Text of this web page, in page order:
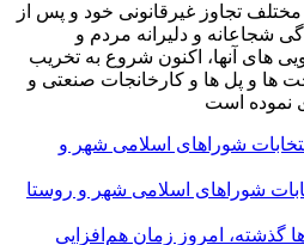
تجاوز غیرقانونی خود و پس از
شجاعانه و دلیرانه مردم و
های آنها، اکنون شروع به تخریب
ها و پل ها و کارخانجات صنعتی و
نموده است
شوراهای اسلامی شهر و روستا